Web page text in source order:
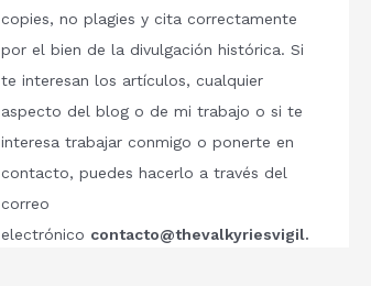
copies, no plagies y cita correctamente
por el bien de la divulgación histórica. Si
te interesan los artículos, cualquier
aspecto del blog o de mi trabajo o si te
interesa trabajar conmigo o ponerte en
contacto, puedes hacerlo a través del
correo
electrónico contacto@thevalkyriesvigil.